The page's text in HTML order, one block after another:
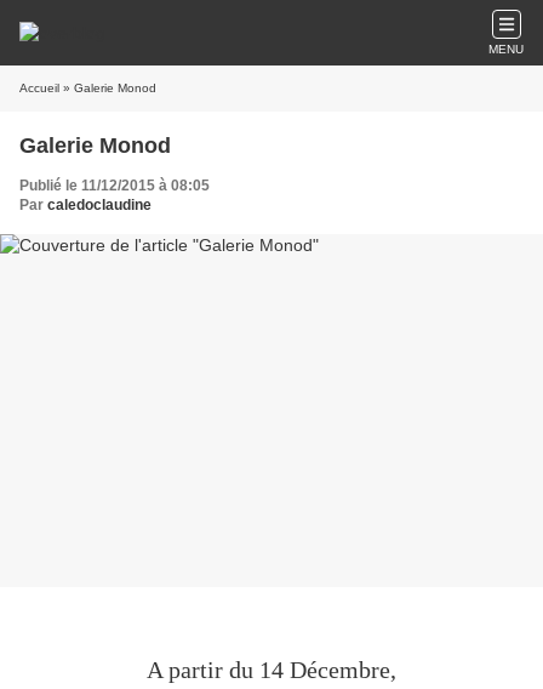
MENU
Accueil » Galerie Monod
Galerie Monod
Publié le 11/12/2015 à 08:05
Par caledoclaudine
A partir du 14 Décembre,